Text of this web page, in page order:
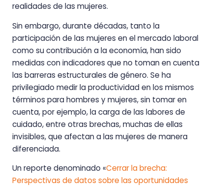
realidades de las mujeres.
Sin embargo, durante décadas, tanto la
participación de las mujeres en el mercado laboral
como su contribución a la economía, han sido
medidas con indicadores que no toman en cuenta
las barreras estructurales de género. Se ha
privilegiado medir la productividad en los mismos
términos para hombres y mujeres, sin tomar en
cuenta, por ejemplo, la carga de las labores de
cuidado, entre otras brechas, muchas de ellas
invisibles, que afectan a las mujeres de manera
diferenciada.
Un reporte denominado «Cerrar la brecha:
Perspectivas de datos sobre las oportunidades